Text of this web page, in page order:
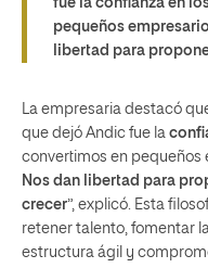
fue la confianza en
pequeños
libertad para
La empresaria destacó
que dejó Andic fue la
convertimos en pequeños
Nos dan libertad para
crecer”, explicó. Esta
retener talento, fomentar
estructura ágil y